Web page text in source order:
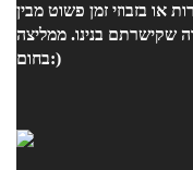
או בזבוזי זמן פשוט מבין
ונותן מענה מדוייק ואישי. תודה שקישרתם בנינו. ממליצה
בחום:)